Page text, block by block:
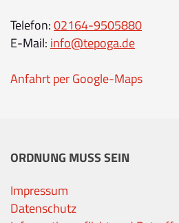
Telefon:02164-9505880
E-Mail:info@tepoga.de
Anfahrt per Google-Maps
ORDNUNG MUSS SEIN
Impressum
Datenschutz